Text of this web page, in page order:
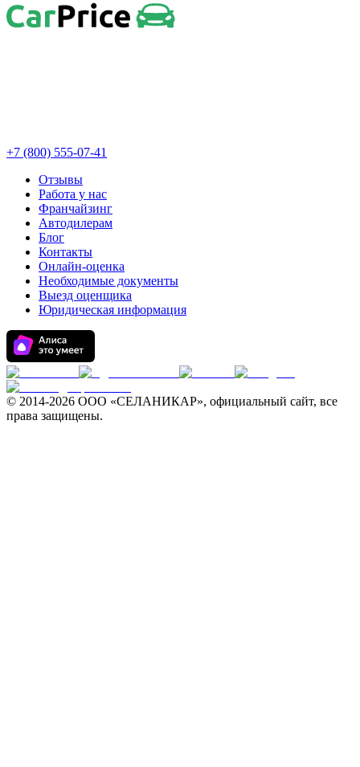
+7 (800) 555-07-41
Отзывы
Работа у нас
Франчайзинг
Автодилерам
Блог
Контакты
Онлайн-оценка
Необходимые документы
Выезд оценщика
Юридическая информация
© 2014-2026 ООО «СЕЛАНИКАР», официальный сайт, все
права защищены.